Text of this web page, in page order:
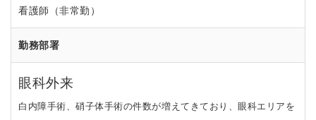
看護師（非常勤）
勤務部署
眼科外来
白内障手術、硝子体手術の件数が増えてきており、眼科エリアを